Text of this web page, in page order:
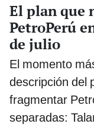
El plan que
PetroPerú
de julio
El momento
descripción del
fragmentar
separadas: